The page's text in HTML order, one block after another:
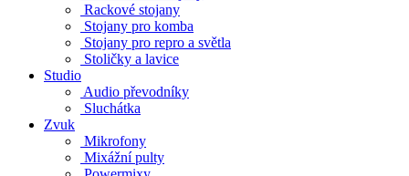
Rackové stojany
Stojany pro komba
Stojany pro repro a světla
Stoličky a lavice
Studio
Audio převodníky
Sluchátka
Zvuk
Mikrofony
Mixážní pulty